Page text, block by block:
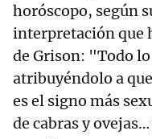
horóscopo, según
interpretación que
de Grison: "Todo
atribuyéndolo a
es el signo más
de cabras y